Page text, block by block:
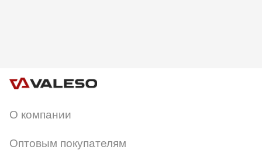
О компании
Оптовым покупателям